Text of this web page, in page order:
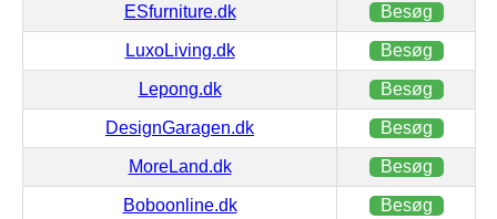
ESfurniture.dk Besøg
LuxoLiving.dk Besøg
Lepong.dk Besøg
DesignGaragen.dk Besøg
MoreLand.dk Besøg
Boboonline.dk Besøg